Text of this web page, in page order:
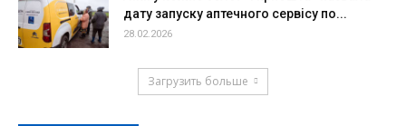
дату запуску аптечного сервісу по...
28.02.2026
Загрузить больше